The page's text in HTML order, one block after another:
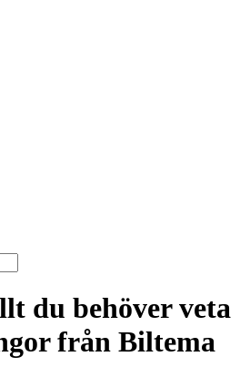
du behöver veta
från Biltema